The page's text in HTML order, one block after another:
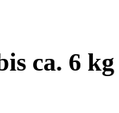
ca. 6 kg